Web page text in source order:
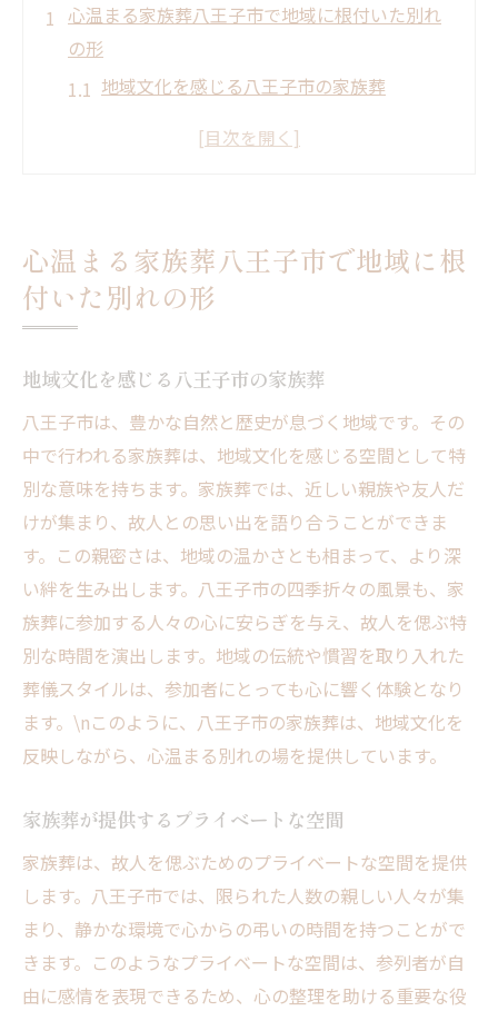
心温まる家族葬八王子市で地域に根付いた別れ
の形
地域文化を感じる八王子市の家族葬
家族葬が提供するプライベートな空間
家族葬がもたらす心の癒し
八王子市の家族葬静かな環境で心からの弔いを
静寂に包まれた葬儀の意義
八王子市の自然がもたらす安らぎ
故人との思い出を大切にする場
地域の特性を活かした家族葬
心のこもったお別れの準備
静かな環境がもたらす癒しの時間
家族葬で感じる絆八王子市での特別な時間
家族と過ごす思い出の時間
参列者が感じる心のつながり
八王子市ならではの家族葬
故人を偲ぶ瞬間の共有
絆を深めるための家族葬
故人との思い出を語り合う八王子市の家族葬
思い出を共有するための空間
八王子市の家族葬がつなぐ心
故人の人生を振り返る時間
心温まる家族葬八王子市で地域に根
付いた別れの形
地域文化を感じる八王子市の家族葬
八王子市は、豊かな自然と歴史が息づく地域です。その
中で行われる家族葬は、地域文化を感じる空間として特
別な意味を持ちます。家族葬では、近しい親族や友人だ
けが集まり、故人との思い出を語り合うことができま
す。この親密さは、地域の温かさとも相まって、より深
い絆を生み出します。八王子市の四季折々の風景も、家
族葬に参加する人々の心に安らぎを与え、故人を偲ぶ特
別な時間を演出します。地域の伝統や慣習を取り入れた
葬儀スタイルは、参加者にとっても心に響く体験となり
ます。\nこのように、八王子市の家族葬は、地域文化を
反映しながら、心温まる別れの場を提供しています。
家族葬が提供するプライベートな空間
家族葬は、故人を偲ぶためのプライベートな空間を提供
します。八王子市では、限られた人数の親しい人々が集
まり、静かな環境で心からの弔いの時間を持つことがで
きます。このようなプライベートな空間は、参列者が自
由に感情を表現できるため、心の整理を助ける重要な役